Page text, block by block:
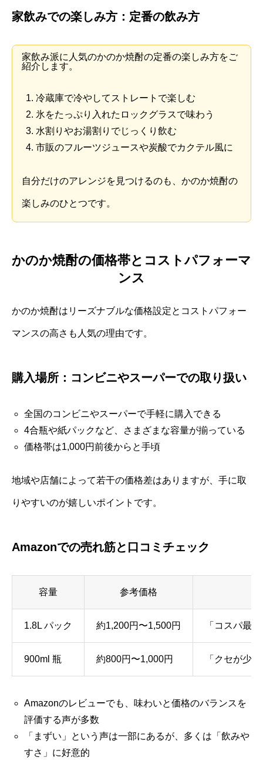
家飲みでの楽しみ方：定番の飲み方
家飲み派に人気のかのか焼酎の定番の楽しみ方をご
紹介します。
冷蔵庫で冷やしてストレートで楽しむ
氷をたっぷり入れたロックグラスで味わう
水割りやお湯割りでじっくり飲む
市販のフルーツジュースや炭酸でカクテル風に
自分だけのアレンジを見つけるのも、かのか焼酎の
楽しみのひとつです。
かのか焼酎の価格帯とコストパフォーマ
ンス
かのか焼酎はリーズナブルな価格設定とコストパフォー
マンスの高さも人気の理由です。
購入場所：コンビニやスーパーでの取り扱い
全国のコンビニやスーパーで手軽に購入できる
4合瓶や紙パックなど、さまざまな容量が揃っている
価格帯は1,000円前後からと手頃
地域や店舗によって若干の価格差はありますが、手に取
りやすいのが嬉しいポイントです。
Amazonでの売れ筋と口コミチェック
容量 参考価格
1.8L パック 約1,200円〜1,500円 「コスパ最
900ml 瓶 約800円〜1,000円 「クセが少
Amazonのレビューでも、味わいと価格のバランスを
評価する声が多数
「まずい」という声は一部にあるが、多くは「飲みや
すさ」に好意的